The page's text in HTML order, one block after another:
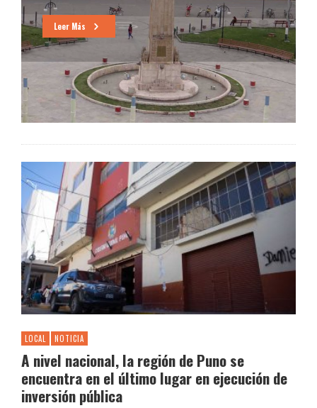
Leer Más
LOCAL NOTICIA
A nivel nacional, la región de Puno se
encuentra en el último lugar en ejecución de
inversión pública